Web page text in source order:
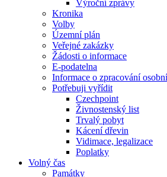
Výroční zprávy
Kronika
Volby
Územní plán
Veřejné zakázky
Žádosti o informace
E-podatelna
Informace o zpracování
Potřebuji vyřídit
Czechpoint
Živnostenský list
Trvalý pobyt
Kácení dřevin
Vidimace, legalizace
Poplatky
Volný čas
Památky